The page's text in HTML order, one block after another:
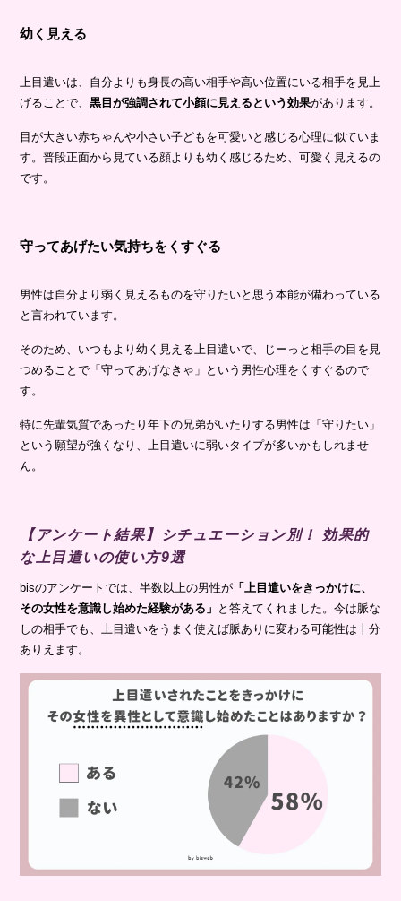
幼く見える
上目遣いは、自分よりも身長の高い相手や高い位置にいる相手を見上
げることで、黒目が強調されて小顔に見えるという効果があります。
目が大きい赤ちゃんや小さい子どもを可愛いと感じる心理に似ていま
す。普段正面から見ている顔よりも幼く感じるため、可愛く見えるの
です。
守ってあげたい気持ちをくすぐる
男性は自分より弱く見えるものを守りたいと思う本能が備わっている
と言われています。
そのため、いつもより幼く見える上目遣いで、じーっと相手の目を見
つめることで「守ってあげなきゃ」という男性心理をくすぐるので
す。
特に先輩気質であったり年下の兄弟がいたりする男性は「守りたい」
という願望が強くなり、上目遣いに弱いタイプが多いかもしれませ
ん。
【アンケート結果】シチュエーション別！ 効果的
な上目遣いの使い方9選
bisのアンケートでは、半数以上の男性が 「上目遣いをきっかけに、
その女性を意識し始めた経験がある」 と答えてくれました。今は脈な
しの相手でも、上目遣いをうまく使えば脈ありに変わる可能性は十分
ありえます。